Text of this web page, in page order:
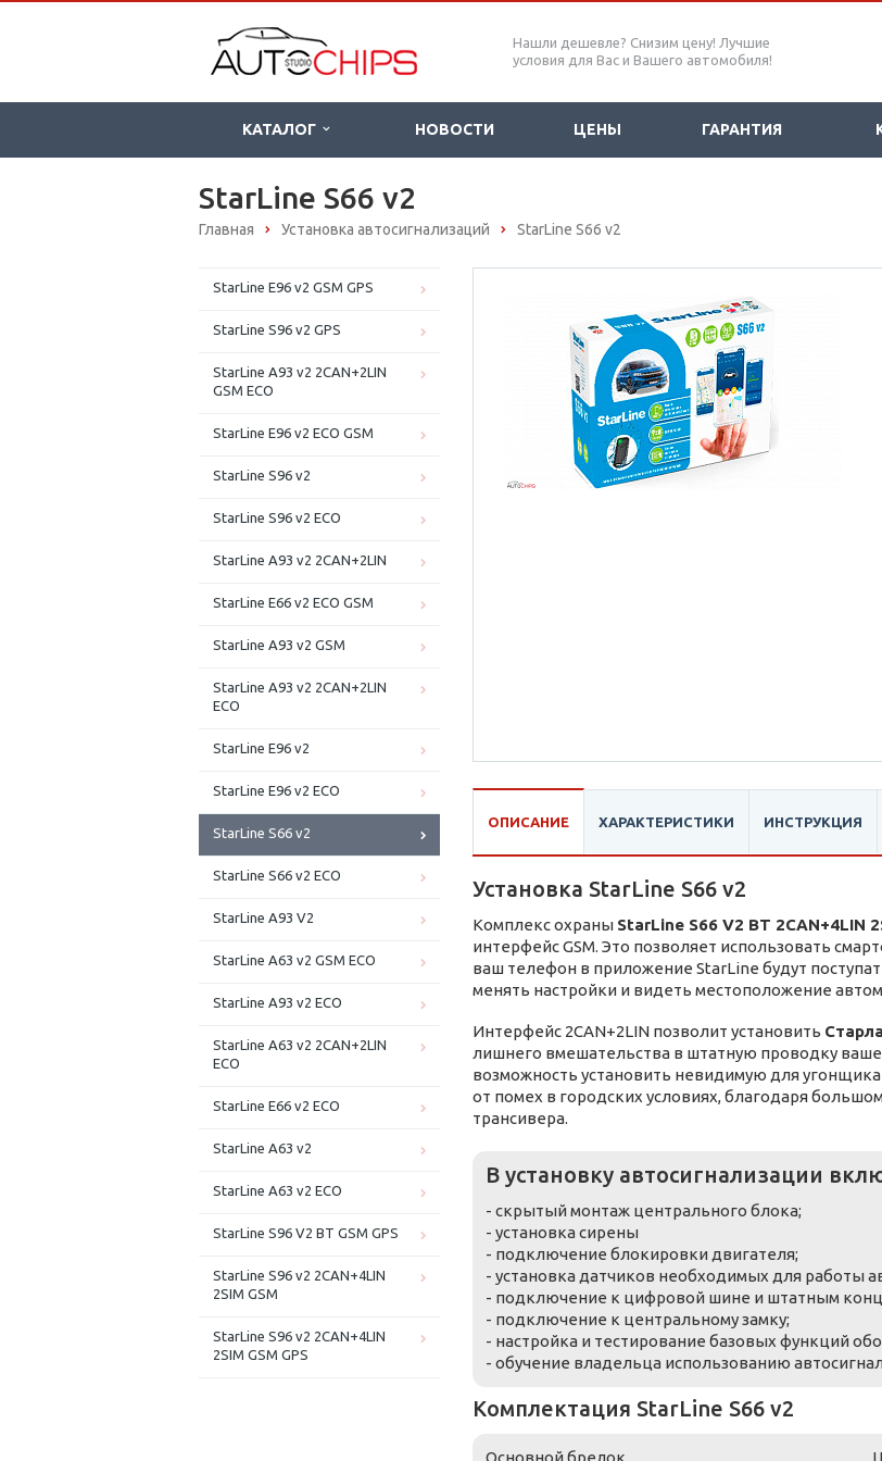
Нашли дешевле? Снизим цену! Лучшие
условия для Вас и Вашего автомобиля!
КАТАЛОГ НОВОСТИ ЦЕНЫ ГАРАНТИЯ
StarLine S66 v2
Главная Установка автосигнализаций StarLine S66 v2
StarLine E96 v2 GSM GPS
StarLine S96 v2 GPS
StarLine A93 v2 2CAN+2LIN
GSM ECO
StarLine E96 v2 ECO GSM
StarLine S96 v2
StarLine S96 v2 ECO
StarLine A93 v2 2CAN+2LIN
StarLine E66 v2 ECO GSM
StarLine A93 v2 GSM
StarLine A93 v2 2CAN+2LIN
ECO
StarLine E96 v2
StarLine E96 v2 ECO
StarLine S66 v2
StarLine S66 v2 ECO
StarLine A93 V2
StarLine A63 v2 GSM ECO
StarLine A93 v2 ECO
StarLine A63 v2 2CAN+2LIN
ECO
StarLine E66 v2 ECO
StarLine A63 v2
StarLine A63 v2 ECO
StarLine S96 V2 BT GSM GPS
StarLine S96 v2 2CAN+4LIN
2SIM GSM
StarLine S96 v2 2CAN+4LIN
2SIM GSM GPS
ОПИСАНИЕ ХАРАКТЕРИСТИКИ ИНСТРУКЦИЯ
Установка StarLine S66 v2
Комплекс охраны StarLine S66 V2 BT 2CAN+4LIN
интерфейс GSM. Это позволяет использовать
ваш телефон в приложение StarLine будут
менять настройки и видеть местоположение
Интерфейс 2CAN+2LIN позволит установить
лишнего вмешательства в штатную проводку
возможность установить невидимую для
от помех в городских условиях, благодаря
трансивера.
В установку автосигнализации
- скрытый монтаж центрального блока;
- установка сирены
- подключение блокировки двигателя;
- установка датчиков необходимых для работы
- подключение к цифровой шине и штатным
- подключение к центральному замку;
- настройка и тестирование базовых функций
- обучение владельца использованию
Комплектация StarLine S66 v2